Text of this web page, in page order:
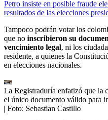
Petro insiste en posible fraude
resultados de las elecciones
Tampoco podrán votar los
que no inscribieron su
vencimiento legal, ni los
residente, a quienes la
en elecciones nacionales.
La Registraduría enfatizó que la
el único documento válido para
| Foto: Sebastian Castillo